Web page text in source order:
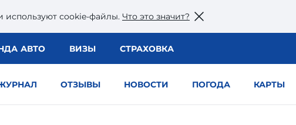
используют сookie-файлы. Что это значит?
АВТО ВИЗЫ СТРАХОВКА
ОТЗЫВЫ НОВОСТИ ПОГОДА КАРТЫ